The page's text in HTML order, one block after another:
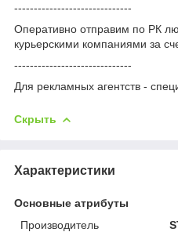
------------------------------
Оперативно отправим по РК
курьерскими компаниями за
------------------------------
Для рекламных агентств -
Скрыть
Характеристики
Основные атрибуты
Производитель